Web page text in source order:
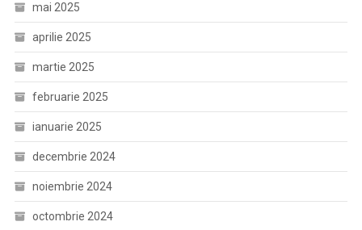
mai 2025
aprilie 2025
martie 2025
februarie 2025
ianuarie 2025
decembrie 2024
noiembrie 2024
octombrie 2024